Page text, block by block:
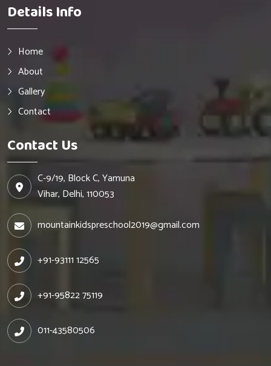
Details Info
Home
About
Gallery
Contact
Contact Us
C-9/19, Block C, Yamuna
Vihar, Delhi, 110053
mountainkidspreschool2019@gmail.com
+91-93111 12565
+91-95822 75119
011-43580506